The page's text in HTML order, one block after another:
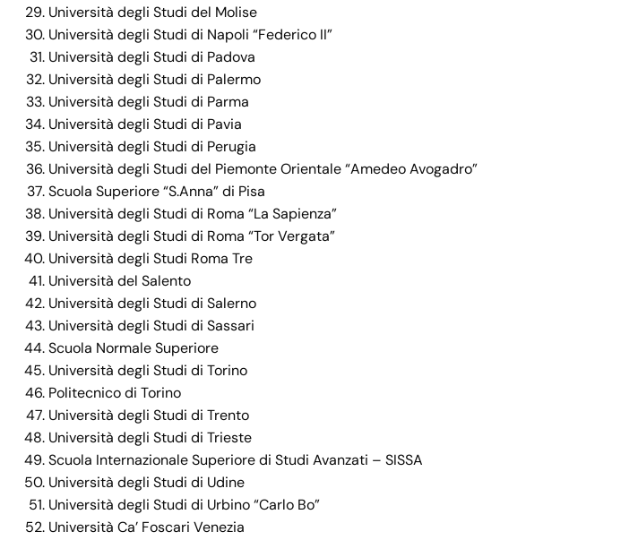
Università degli Studi del Molise
Università degli Studi di Napoli “Federico II”
Università degli Studi di Padova
Università degli Studi di Palermo
Università degli Studi di Parma
Università degli Studi di Pavia
Università degli Studi di Perugia
Università degli Studi del Piemonte Orientale “Amedeo Avogadro”
Scuola Superiore “S.Anna” di Pisa
Università degli Studi di Roma “La Sapienza”
Università degli Studi di Roma “Tor Vergata”
Università degli Studi Roma Tre
Università del Salento
Università degli Studi di Salerno
Università degli Studi di Sassari
Scuola Normale Superiore
Università degli Studi di Torino
Politecnico di Torino
Università degli Studi di Trento
Università degli Studi di Trieste
Scuola Internazionale Superiore di Studi Avanzati – SISSA
Università degli Studi di Udine
Università degli Studi di Urbino “Carlo Bo”
Università Ca’ Foscari Venezia